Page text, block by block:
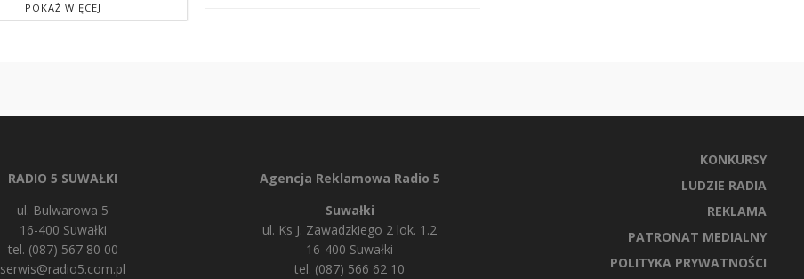
POKAŻ WIĘCEJ
RADIO 5 SUWAŁKI
ul. Bulwarowa 5
16-400 Suwałki
tel. (087) 567 80 00
serwis@radio5.com.pl
Agencja Reklamowa Radio 5
Suwałki
ul. Ks J. Zawadzkiego 2 lok. 1.2
16-400 Suwałki
tel. (087) 566 62 10
KONKURSY
LUDZIE RADIA
REKLAMA
PATRONAT MEDIALNY
POLITYKA PRYWATNOŚCI